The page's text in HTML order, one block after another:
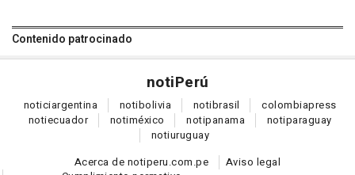
Contenido patrocinado
notiPerú
noticiargentina notibolivia notibrasil colombiapress
notiecuador notiméxico notipanama notiparaguay
notiuruguay
Acerca de notiperu.com.pe
Aviso legal